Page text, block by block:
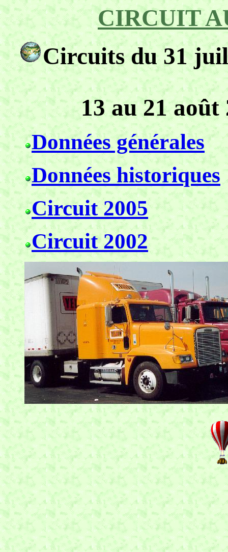
CIRCUIT
Circuits du 31
13 au 21
Données générales
Données historiques
Circuit 2005
Circuit 2002